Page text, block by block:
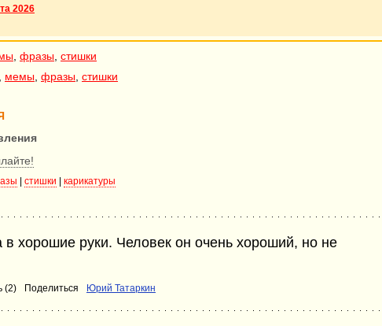
2026
фразы стишки
мемы фразы стишки
| стишки | карикатуры
хорошие руки. Человек он очень хороший, но не
(2) Поделиться Юрий Татаркин